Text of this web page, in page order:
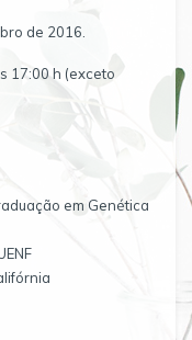
de 2016.
17:00 h (exceto
em Genética